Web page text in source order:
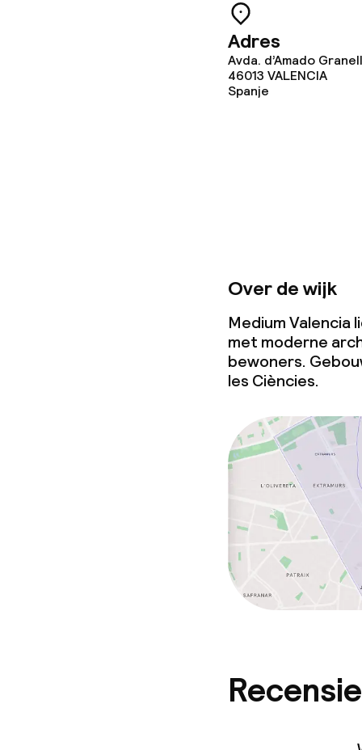
Zakelijke
Adres
Avda. d’Amado
46013 VALENCIA
Spanje
Over de wijk
Medium Valencia
met moderne
bewoners.
les Ciències.